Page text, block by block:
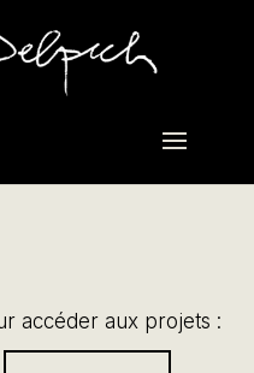
accéder aux projets :